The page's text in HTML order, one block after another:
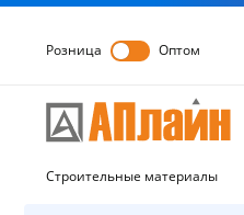
Розница Оптом
Строительные материалы